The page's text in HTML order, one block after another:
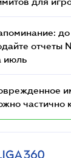
для
до
июль
частично